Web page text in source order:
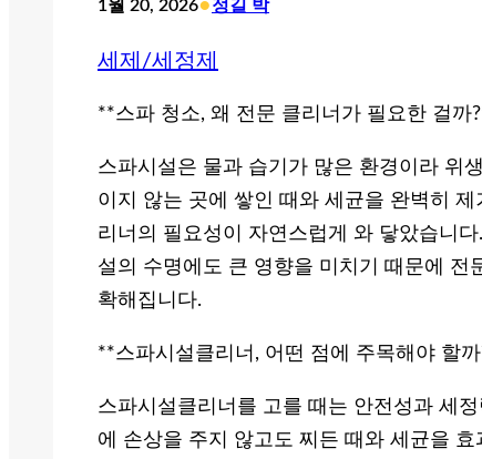
1월 20, 2026•정길 박
세제/세정제
**스파 청소, 왜 전문 클리너가 필요한 걸까
스파시설은 물과 습기가 많은 환경이라 위
이지 않는 곳에 쌓인 때와 세균을 완벽히
리너의 필요성이 자연스럽게 와 닿았습니
설의 수명에도 큰 영향을 미치기 때문에 전
확해집니다.
**스파시설클리너, 어떤 점에 주목해야 할
스파시설클리너를 고를 때는 안전성과 세
에 손상을 주지 않고도 찌든 때와 세균을